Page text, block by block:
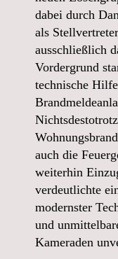
dabei durch
als
ausschließlich
Vordergrund
technische
auch die
weiterhin
verdeutlichte
modernster
und
Kameraden